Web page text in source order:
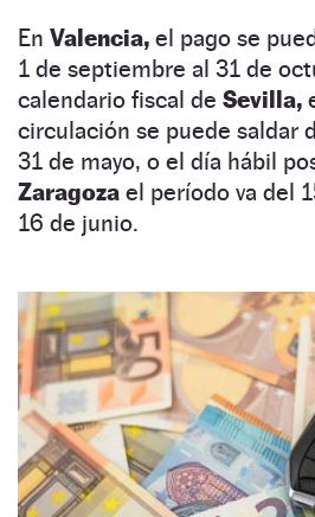
En Valencia, el pago se
1 de septiembre al 31 de
calendario fiscal de Sevilla,
circulación se puede saldar
31 de mayo, o el día hábil
Zaragoza el período va del
16 de junio.